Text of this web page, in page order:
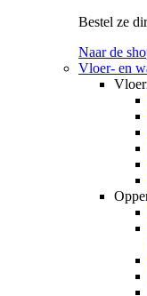
Bestel ze
Naar de
Vloer- en